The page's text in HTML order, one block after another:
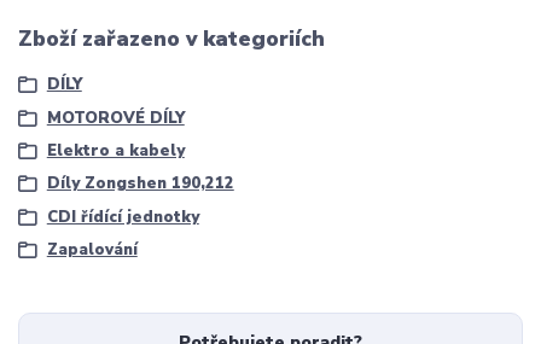
Zboží zařazeno v kategoriích
DÍLY
MOTOROVÉ DÍLY
Elektro a kabely
Díly Zongshen 190,212
CDI řídící jednotky
Zapalování